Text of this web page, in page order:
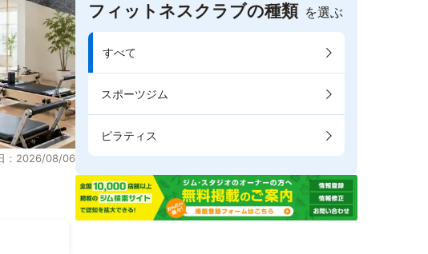
：2026/08/06
フィットネスクラブの種類 を選ぶ
すべて
スポーツジム
ピラティス